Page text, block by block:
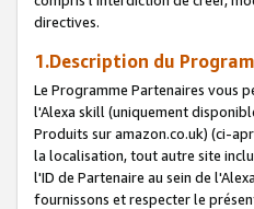
directives.
1.Description du
Le Programme Partenaires vous
l'Alexa skill (uniquement
Produits sur amazon.co.uk) (ci-
la localisation, tout autre site
l'ID de Partenaire au sein de
fournissons et respecter le